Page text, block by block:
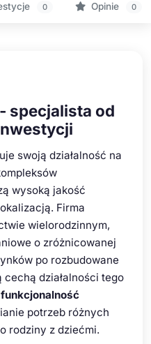
0 Opinie 0
specjalista od
swoją działalność na
wysoką jakość
Firma
wielorodzinnym,
o zróżnicowanej
po rozbudowane
działalności tego
potrzeb różnych
rodziny z dziećmi.